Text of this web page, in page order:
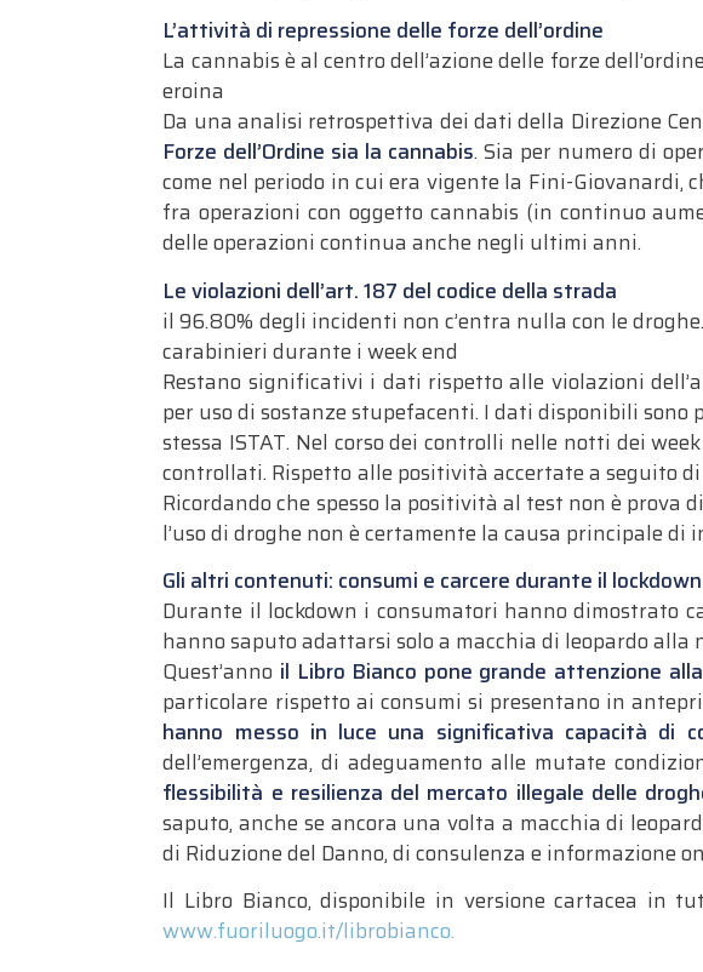
L’attività di repressione delle forze dell’ordine
La cannabis è al centro dell’azione delle forze
eroina
Da una analisi retrospettiva dei dati della Direzione
Forze dell’Ordine sia la cannabis. Sia per numero di
come nel periodo in cui era vigente la Fini-
fra operazioni con oggetto cannabis (in continuo
delle operazioni continua anche negli ultimi anni.
Le violazioni dell’art. 187 del codice della strada
il 96.80% degli incidenti non c’entra nulla con le
carabinieri durante i week end
Restano significativi i dati rispetto alle violazioni
per uso di sostanze stupefacenti. I dati disponibili
stessa ISTAT. Nel corso dei controlli nelle notti dei
controllati. Rispetto alle positività accertate a seguito
Ricordando che spesso la positività al test non è
l’uso di droghe non è certamente la causa principale di
Gli altri contenuti: consumi e carcere durante il lockdown
Durante il lockdown i consumatori hanno dimostrato
hanno saputo adattarsi solo a macchia di leopardo alla
Quest’anno il Libro Bianco pone grande attenzione
particolare rispetto ai consumi si presentano in
hanno messo in luce una significativa capacità di
dell’emergenza, di adeguamento alle mutate
flessibilità e resilienza del mercato illegale delle
saputo, anche se ancora una volta a macchia di
di Riduzione del Danno, di consulenza e informazione
Il Libro Bianco, disponibile in versione cartacea in
www.fuoriluogo.it/librobianco.